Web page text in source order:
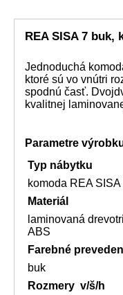
REA SISA 7 buk,
Jednoduchá
ktoré sú vo vnútri
spodnú časť.
kvalitnej
Parametre
Typ nábytku
komoda REA SISA
Materiál
laminovaná
ABS
Farebné
buk
Rozmery v/š/h